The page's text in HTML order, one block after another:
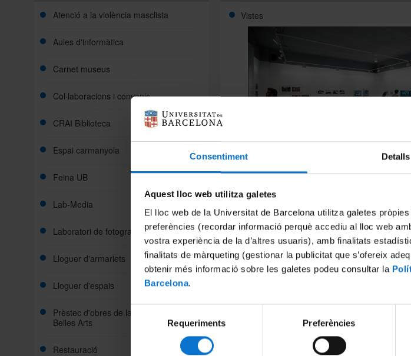
Consentiment Detalls
Aquest lloc web utilitza galetes
El lloc web de la Universitat de Barcelona utilitza galetes
preferències (recordar informació perquè accediu al lloc web
vostra experiència de la d’altres usuaris), amb finalitats
finalitats de màrqueting (gestionar la publicitat que s’ofereix
obtenir més informació sobre les galetes podeu consultar la
Barcelona.
Selecció
consentiment
Requeriments Preferències
Atenció a la violència masclista
Aules d'informàtica
Carnet museus
Col·laboracions i convenis
CRAI Biblioteca
Espai carmanyola
Feina UB
Lab-Media
Laboratori de fotografia
Lloguer d'armariets
Lloguer d'espais
Prèstec d'obres de la Col·lecció de
Belles Arts
Restauració
Vistes
A la primavera, fins al 31 de març
A la tardor, fins al 30 de setembre
A qui va dirigida?
-Estudiants de la facultat, preferentment amb
-Excepcionalment, es podrà considerar alguna
docent o d’investigacions amb agents externs,